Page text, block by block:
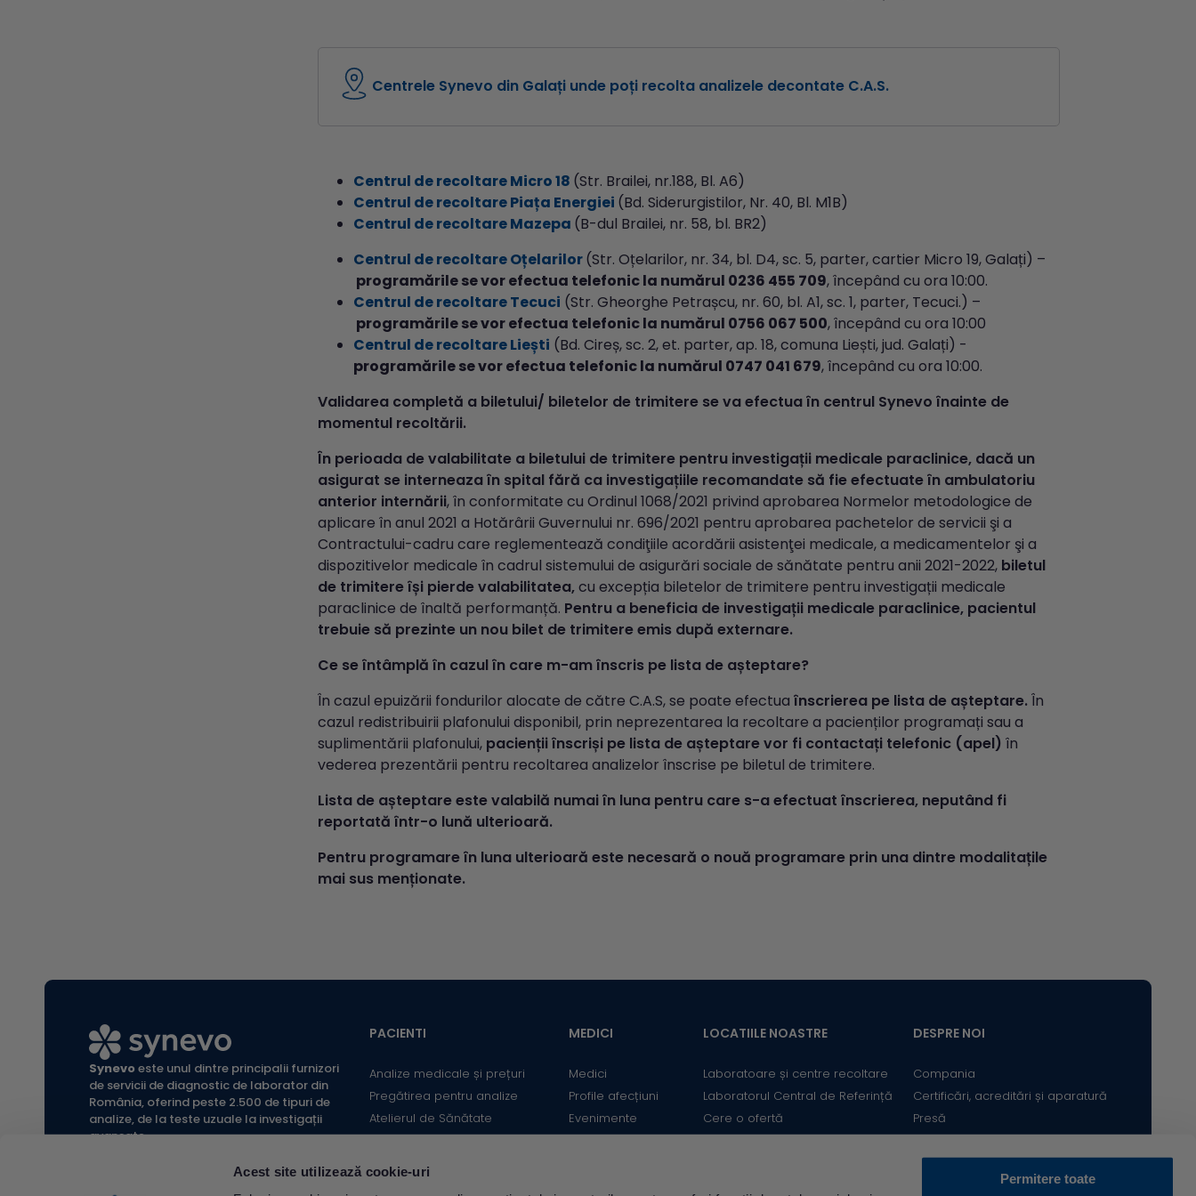
Acest site utilizează cookie-uri
Permitere toate
Centrele Synevo din Galați unde poți recolta analizele decontate C.A.S.
Centrul de recoltare Micro 18 (Str. Brailei, nr.188, Bl. A6)
Centrul de recoltare Piața Energiei (Bd. Siderurgistilor, Nr. 40, Bl. M1B)
Centrul de recoltare Mazepa (B-dul Brailei, nr. 58, bl. BR2)
Centrul de recoltare Oțelarilor(Str. Oțelarilor, nr. 34, bl. D4, sc. 5, parter, cartier Micro 19, Galați) –
programările se vor efectua telefonic la numărul 0236 455 709, începând cu ora 10:00.
Centrul de recoltare Tecuci (Str. Gheorghe Petrașcu, nr. 60, bl. A1, sc. 1, parter, Tecuci.) –
programările se vor efectua telefonic la numărul 0756 067 500, începând cu ora 10:00
Centrul de recoltare Liești (Bd. Cireș, sc. 2, et. parter, ap. 18, comuna Liești, jud. Galați) -
programările se vor efectua telefonic la numărul 0747 041 679, începând cu ora 10:00.
Validarea completă a biletului/ biletelor de trimitere se va efectua în centrul Synevo înainte de
momentul recoltării.
În perioada de valabilitate a biletului de trimitere pentru investigații medicale paraclinice, dacă un
asigurat se interneaza în spital fără ca investigațiile recomandate să fie efectuate în ambulatoriu
anterior internării, în conformitate cu Ordinul 1068/2021 privind aprobarea Normelor metodologice de
aplicare în anul 2021 a Hotărârii Guvernului nr. 696/2021 pentru aprobarea pachetelor de servicii şi a
Contractului-cadru care reglementează condiţiile acordării asistenţei medicale, a medicamentelor şi a
dispozitivelor medicale în cadrul sistemului de asigurări sociale de sănătate pentru anii 2021-2022, biletul
de trimitere își pierde valabilitatea,cu excepția biletelor de trimitere pentru investigații medicale
paraclinice de înaltă performanță. Pentru a beneficia de investigații medicale paraclinice, pacientul
trebuie să prezinte un nou bilet de trimitere emis după externare.
Ce se întâmplă în cazul în care m-am înscris pe lista de așteptare?
În cazul epuizării fondurilor alocate de către C.A.S, se poate efectua înscrierea pe lista de așteptare.În
cazul redistribuirii plafonului disponibil, prin neprezentarea la recoltare a pacienților programați sau a
suplimentării plafonului, pacienții înscriși pe lista de așteptare vor fi contactați telefonic (apel) în
vederea prezentării pentru recoltarea analizelor înscrise pe biletul de trimitere.
Lista de așteptare este valabilă numai în luna pentru care s-a efectuat înscrierea, neputând fi
reportată într-o lună ulterioară.
Pentru programare în luna ulterioară este necesară o nouă programare prin una dintre modalitațile
mai sus menționate.
Synevoeste unul dintre principalii furnizori
de servicii de diagnostic de laborator din
România, oferind peste 2.500 de tipuri de
analize, de la teste uzuale la investigații
avansate.
PACIENTI
Analize medicale și prețuri
Pregătirea pentru analize
Atelierul de Sănătate
Informații utile
Locații
MEDICI
Medici
Profile afecțiuni
Evenimente
Informații medicale
LOCATIILE NOASTRE
Laboratoare și centre recoltare
Laboratorul Central de Referință
Cere o ofertă
Contact
DESPRE NOI
Compania
Certificări, acreditări și aparatură
Presă
Satisfacția Clientului
Cariere